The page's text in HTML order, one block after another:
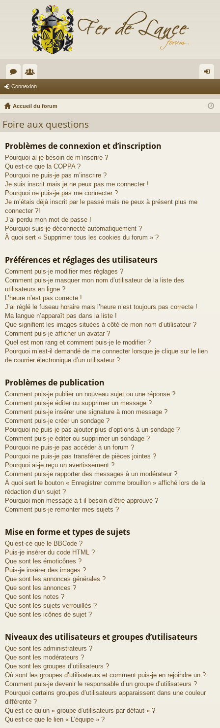
or
u
s
e
m
es
ne
on
Connexion
Accueil du forum
Foire aux questions
Problèmes de connexion et d’inscription
Pourquoi ai-je besoin de m’inscrire ?
Qu’est-ce que la COPPA ?
Pourquoi ne puis-je pas m’inscrire ?
Je suis inscrit mais je ne peux pas me connecter !
Pourquoi ne puis-je pas me connecter ?
Je m’étais déjà inscrit par le passé mais ne peux à présent plus me
connecter ?!
J’ai perdu mon mot de passe !
Pourquoi suis-je déconnecté automatiquement ?
À quoi sert « Supprimer tous les cookies du forum » ?
Préférences et réglages des utilisateurs
Comment puis-je modifier mes réglages ?
Comment puis-je masquer mon nom d’utilisateur de la liste des
utilisateurs en ligne ?
L’heure n’est pas correcte !
J’ai réglé le fuseau horaire mais l’heure n’est toujours pas correcte !
Ma langue n’apparaît pas dans la liste !
Que signifient les images situées à côté de mon nom d’utilisateur ?
Comment puis-je afficher un avatar ?
Quel est mon rang et comment puis-je le modifier ?
Pourquoi m’est-il demandé de me connecter lorsque je clique sur le lien
de courrier électronique d’un utilisateur ?
Problèmes de publication
Comment puis-je publier un nouveau sujet ou une réponse ?
Comment puis-je éditer ou supprimer un message ?
Comment puis-je insérer une signature à mon message ?
Comment puis-je créer un sondage ?
Pourquoi ne puis-je pas ajouter plus d’options à un sondage ?
Comment puis-je éditer ou supprimer un sondage ?
Pourquoi ne puis-je pas accéder à un forum ?
Pourquoi ne puis-je pas transférer de pièces jointes ?
Pourquoi ai-je reçu un avertissement ?
Comment puis-je rapporter des messages à un modérateur ?
À quoi sert le bouton « Enregistrer comme brouillon » affiché lors de la
rédaction d’un sujet ?
Pourquoi mon message a-t-il besoin d’être approuvé ?
Comment puis-je remonter mes sujets ?
Mise en forme et types de sujets
Qu’est-ce que le BBCode ?
Puis-je insérer du code HTML ?
Que sont les émoticônes ?
Puis-je insérer des images ?
Que sont les annonces générales ?
Que sont les annonces ?
Que sont les notes ?
Que sont les sujets verrouillés ?
Que sont les icônes de sujet ?
Niveaux des utilisateurs et groupes d’utilisateurs
Que sont les administrateurs ?
Que sont les modérateurs ?
Que sont les groupes d’utilisateurs ?
Où sont les groupes d’utilisateurs et comment puis-je en rejoindre un ?
Comment puis-je devenir le responsable d’un groupe d’utilisateurs ?
Pourquoi certains groupes d’utilisateurs apparaissent dans une couleur
différente ?
Qu’est-ce qu’un « groupe d’utilisateurs par défaut » ?
Qu’est-ce que le lien « L’équipe » ?